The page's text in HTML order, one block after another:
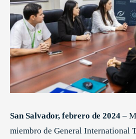
San Salvador, febrero de 2024 –
miembro de General International